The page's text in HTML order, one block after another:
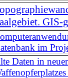
GIS-
im
Daten in